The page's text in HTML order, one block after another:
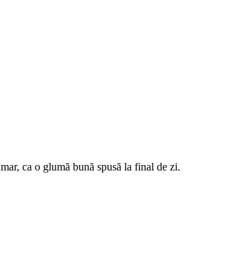
ca o glumă bună spusă la final de zi.